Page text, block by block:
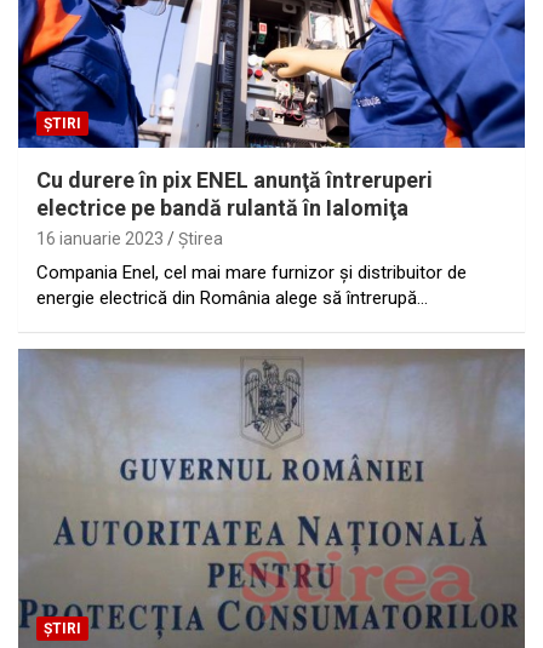
ȘTIRI
Cu durere în pix ENEL anunţă întreruperi
electrice pe bandă rulantă în Ialomiţa
16 ianuarie 2023 Ştirea
Compania Enel, cel mai mare furnizor şi distribuitor de
energie electrică din România alege să întrerupă…
ȘTIRI